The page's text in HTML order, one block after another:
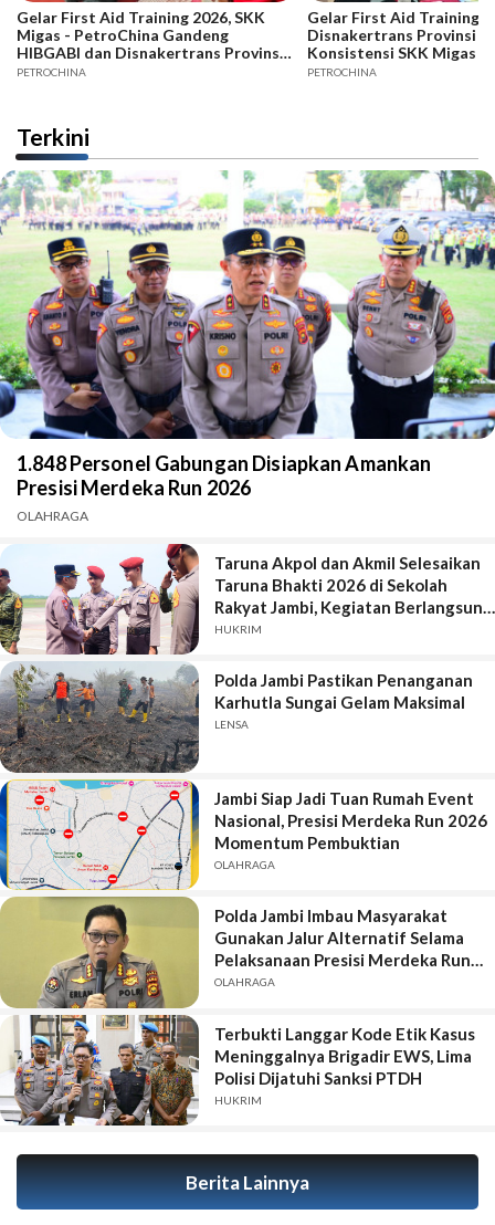
Gelar First Aid Training 2026, SKK
Migas - PetroChina Gandeng
HIBGABI dan Disnakertrans Provinsi
Jambi
PETROCHINA
Gelar First Aid Training
Disnakertrans Provinsi
Konsistensi SKK Migas -
PETROCHINA
Terkini
1.848 Personel Gabungan Disiapkan Amankan
Presisi Merdeka Run 2026
OLAHRAGA
Taruna Akpol dan Akmil Selesaikan
Taruna Bhakti 2026 di Sekolah
Rakyat Jambi, Kegiatan Berlangsung
Aman dan Lancar
HUKRIM
Polda Jambi Pastikan Penanganan
Karhutla Sungai Gelam Maksimal
LENSA
Jambi Siap Jadi Tuan Rumah Event
Nasional, Presisi Merdeka Run 2026
Momentum Pembuktian
OLAHRAGA
Polda Jambi Imbau Masyarakat
Gunakan Jalur Alternatif Selama
Pelaksanaan Presisi Merdeka Run
2026
OLAHRAGA
Terbukti Langgar Kode Etik Kasus
Meninggalnya Brigadir EWS, Lima
Polisi Dijatuhi Sanksi PTDH
HUKRIM
Berita Lainnya